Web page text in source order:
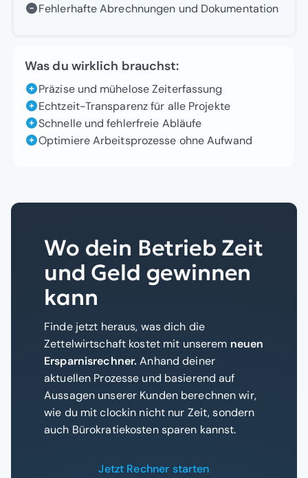
Fehlerhafte Abrechnungen und Dokumentation
Was du wirklich brauchst:
Präzise und mühelose Zeiterfassung
Echtzeit-Transparenz für alle Projekte
Schnelle und fehlerfreie Abläufe
Optimiere Arbeitsprozesse ohne Aufwand
Wo dein Betrieb Zeit
und Geld gewinnen
kann
Finde jetzt heraus, was dich die
Zettelwirtschaft kostet mit unserem neuen
Ersparnisrechner. Anhand deiner
aktuellen Prozesse und basierend auf
Aussagen unserer Kunden berechnen wir,
wie du mit clockin nicht nur Zeit, sondern
auch Bürokratiekosten sparen kannst.
Jetzt Rechner starten